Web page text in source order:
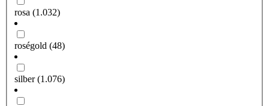
rosa (1.032)
roségold (48)
silber(1.076)